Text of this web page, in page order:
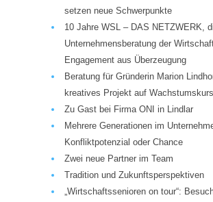
setzen neue Schwerpunkte
10 Jahre WSL – DAS NETZWERK,
Unternehmensberatung der
Engagement aus Überzeugung
Beratung für Gründerin Marion
kreatives Projekt auf Wachstumskurs
Zu Gast bei Firma ONI in Lindlar
Mehrere Generationen im
Konfliktpotenzial oder Chance
Zwei neue Partner im Team
Tradition und Zukunftsperspektiven
„Wirtschaftssenioren on tour“: